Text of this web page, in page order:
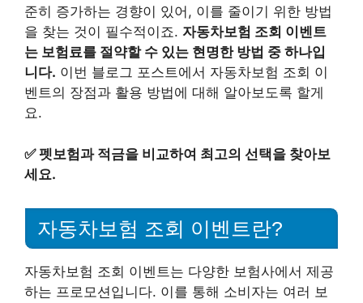
준히 증가하는 경향이 있어, 이를 줄이기 위한 방법
을 찾는 것이 필수적이죠. 자동차보험 조회 이벤트
는 보험료를 절약할 수 있는 현명한 방법 중 하나입
니다. 이번 블로그 포스트에서 자동차보험 조회 이
벤트의 장점과 활용 방법에 대해 알아보도록 할게
요.
✅펫보험과 적금을 비교하여 최고의 선택을 찾아보
세요.
자동차보험 조회 이벤트란?
자동차보험 조회 이벤트는 다양한 보험사에서 제공
하는 프로모션입니다. 이를 통해 소비자는 여러 보